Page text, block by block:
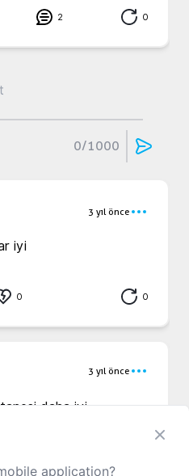
2 0
0/1000
3 yıl önce
iyi
0 0
3 yıl önce
daha iyi.
application?